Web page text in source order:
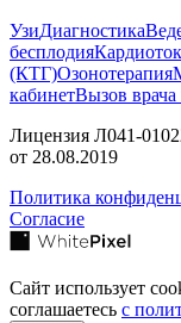
УзиДиагностика
бесплодия
(КТГ)Озонотерапия
кабинетВызов
Лицензия Л041-
от 28.08.2019
Политика
Согласие
Сайт использует
соглашаетесь с